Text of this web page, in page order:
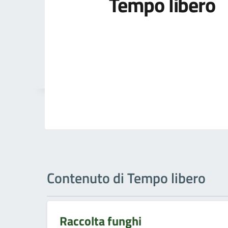
Contenuto di Tempo libero
Raccolta funghi